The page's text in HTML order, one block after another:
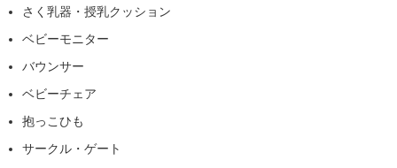
さく乳器・授乳クッション
ベビーモニター
バウンサー
ベビーチェア
抱っこひも
サークル・ゲート